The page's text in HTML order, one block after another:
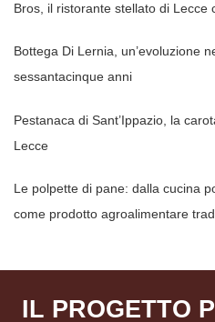
Bros, il ristorante stellato di Lecce
Bottega Di Lernia, un’evoluzione
sessantacinque anni
Pestanaca di Sant’Ippazio, la
Lecce
Le polpette di pane: dalla cucina
come prodotto agroalimentare
IL PROGETTO